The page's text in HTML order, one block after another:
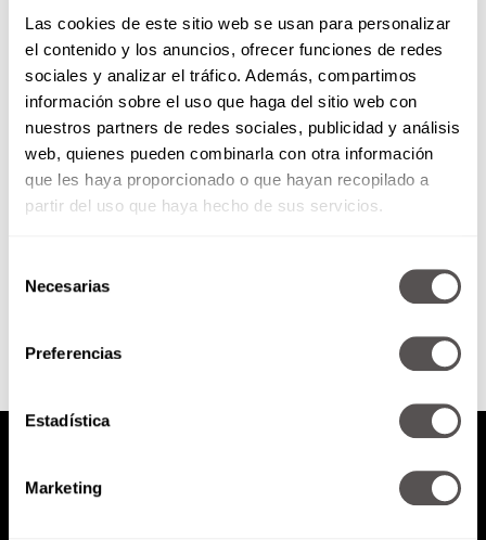
Las cookies de este sitio web se usan para personalizar
el contenido y los anuncios, ofrecer funciones de redes
sociales y analizar el tráfico. Además, compartimos
información sobre el uso que haga del sitio web con
nuestros partners de redes sociales, publicidad y análisis
web, quienes pueden combinarla con otra información
que les haya proporcionado o que hayan recopilado a
partir del uso que haya hecho de sus servicios.
Necesarias
Preferencias
Estadística
Marketing
¿Cómo encontrar significado en
la desesperación?
Si están viviendo un momento de
desesperación porque perdieron
la chamba, tronaron su relación,
etc; les decimos cómo podemos